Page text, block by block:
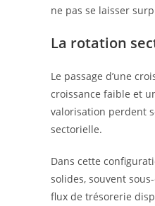
ne pas se laisser
La rotation
Le passage d’une
croissance faible et
valorisation perdent
sectorielle.
Dans cette
solides, souvent
flux de trésorerie